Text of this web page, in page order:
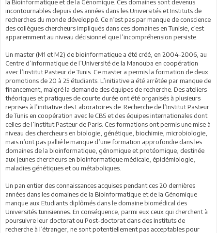
la Bioinformatique et de la Génomique. Ces domaines sont devenus
incontournables depuis des années dans les Universités et Instituts de
recherches du monde développé. Ce n’est pas par manque de conscience
des collègues chercheurs impliqués dans ces domaines en Tunisie, c’est
apparemment au niveau décisionnel que l’incompréhension persiste.
Un master (M1 et M2) de bioinformatique a été créé, en 2004-2006, au
Centre d’informatique de l’Université de la Manouba en coopération
avec l’Institut Pasteur de Tunis. Ce master a permis la formation de deux
promotions de 20 à 25 étudiants. L’initiative a été arrêtée par manque de
financement, malgré la demande des équipes de recherche. Des ateliers
théoriques et pratiques de courte durée ont été organisés à plusieurs
reprises à l’initiative des Laboratoires de Recherche de l’Institut Pasteur
de Tunis en coopération avec le CBS et des équipes internationales dont
celles de l’Institut Pasteur de Paris. Ces formations ont permis une mise à
niveau des chercheurs en biologie, génétique, biochimie, microbiologie,
mais n’ont pas pallié le manque d’une formation approfondie dans les
domaines de la bioinformatique, génomique et protéomique, destinée
aux jeunes chercheurs en bioinformatique médicale, épidémiologie,
maladies génétiques et ou métaboliques.
Un pan entier des connaissances acquises pendant ces 20 dernières
années dans les domaines de la Bioinformatique et de la Génomique
manque aux Etudiants diplômés dans le domaine biomédical des
Universités tunisiennes. En conséquence, parmi eux ceux qui cherchent à
poursuivre leur doctorat ou Post-doctorat dans des Instituts de
recherche à l’étranger, ne sont potentiellement pas acceptables pour